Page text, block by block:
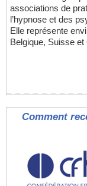
associations de
l’hypnose et des
Elle représente
Belgique, Suisse et
Comment